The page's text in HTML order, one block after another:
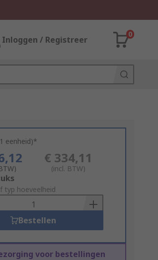
Inloggen / Registreer
0
eenheid)*
€ 334,11
(incl. BTW)
typ hoeveelheid
Bestellen
voor bestellingen